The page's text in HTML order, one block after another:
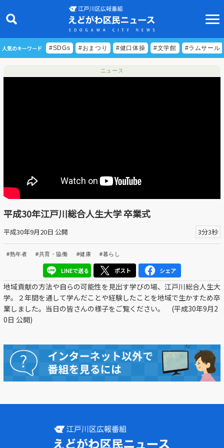
えどトピ
区議会だより
#えど推し
江戸川区でともに暮らそう / Living Together in Edogaw
a City
おうちで動画
ふるさと散歩
Others
より前 より後
人気のキーワード #SDGs #おまつり #健口体操 #文学館 #ラムサール
ニュース
平成30年江戸川総合人生大学 卒業式
平成30年9月20日 公開 3分3秒
#熟年者 #共育・協働 #健康 #暮らし
LINEで送る ポスト シェア
地域貢献の方法や自らの可能性を見出す学びの場、江戸川総合人生大
学。２年間を通して学んだことや経験したことを地域で生かすため卒
業しました。当日の皆さんの様子をご覧ください。 (平成30年9月2
0日 公開)